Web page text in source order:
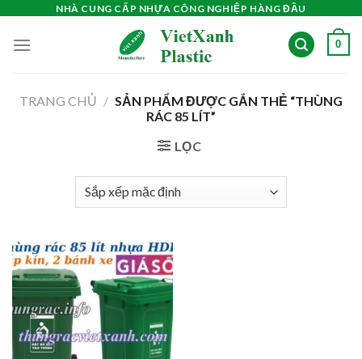
content
NHÀ CUNG CẤP NHỰA CÔNG NGHIỆP HÀNG ĐẦU
0
TRANG CHỦ / SẢN PHẨM ĐƯỢC GẮN THẺ “THÙNG
RÁC 85 LÍT”
LỌC